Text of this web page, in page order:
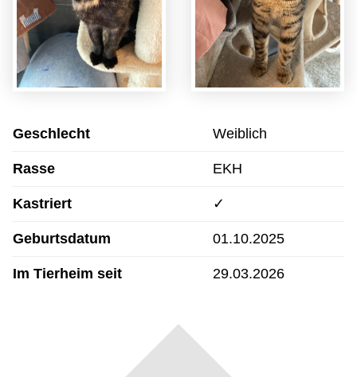
Geschlecht Weiblich
Rasse EKH
Kastriert ✓
Geburtsdatum 01.10.2025
Im Tierheim seit 29.03.2026